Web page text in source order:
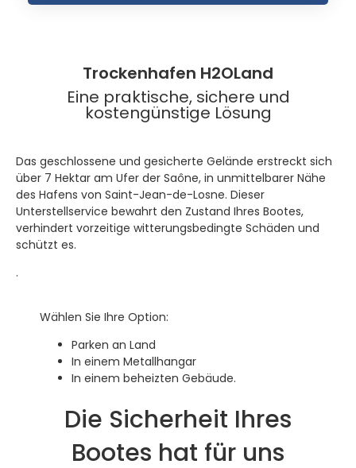
Trockenhafen H2OLand
Eine praktische, sichere und
kostengünstige Lösung
Das geschlossene und gesicherte Gelände erstreckt sich
über 7 Hektar am Ufer der Saône, in unmittelbarer Nähe
des Hafens von Saint-Jean-de-Losne. Dieser
Unterstellservice bewahrt den Zustand Ihres Bootes,
verhindert vorzeitige witterungsbedingte Schäden und
schützt es.
.
Wählen Sie Ihre Option:
Parken an Land
In einem Metallhangar
In einem beheizten Gebäude.
Die Sicherheit Ihres
Bootes hat für uns